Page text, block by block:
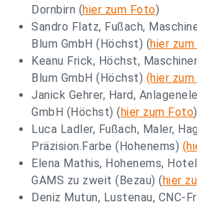
Dornbirn (hier zum Foto)
Sandro Flatz, Fußach,
Blum GmbH (Höchst) (hier
Keanu Frick, Höchst,
Blum GmbH (Höchst) (hier
Janick Gehrer, Hard,
GmbH (Höchst) (hier zum Foto)
Luca Ladler, Fußach, Maler,
Präzision.Farbe (Hohenems)
Elena Mathis, Hohenems,
GAMS zu zweit (Bezau) (hier
Deniz Mutun, Lustenau, CNC-